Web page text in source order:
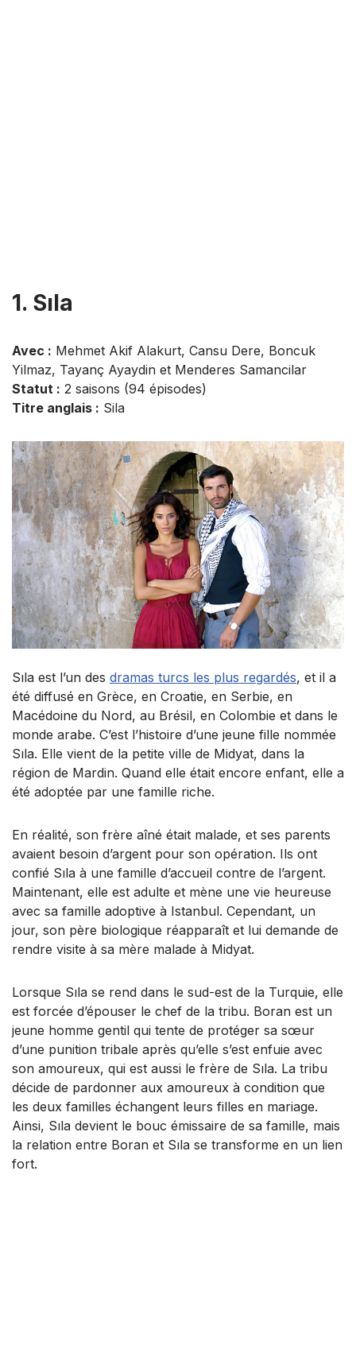
1. Sıla
Avec : Mehmet Akif Alakurt, Cansu Dere, Boncuk
Yilmaz, Tayanç Ayaydin et Menderes Samancilar
Statut : 2 saisons (94 épisodes)
Titre anglais : Sila
Sıla est l’un des dramas turcs les plus regardés, et il a
été diffusé en Grèce, en Croatie, en Serbie, en
Macédoine du Nord, au Brésil, en Colombie et dans le
monde arabe. C’est l’histoire d’une jeune fille nommée
Sıla. Elle vient de la petite ville de Midyat, dans la
région de Mardin. Quand elle était encore enfant, elle a
été adoptée par une famille riche.
En réalité, son frère aîné était malade, et ses parents
avaient besoin d’argent pour son opération. Ils ont
confié Sıla à une famille d’accueil contre de l’argent.
Maintenant, elle est adulte et mène une vie heureuse
avec sa famille adoptive à Istanbul. Cependant, un
jour, son père biologique réapparaît et lui demande de
rendre visite à sa mère malade à Midyat.
Lorsque Sıla se rend dans le sud-est de la Turquie, elle
est forcée d’épouser le chef de la tribu. Boran est un
jeune homme gentil qui tente de protéger sa sœur
d’une punition tribale après qu’elle s’est enfuie avec
son amoureux, qui est aussi le frère de Sıla. La tribu
décide de pardonner aux amoureux à condition que
les deux familles échangent leurs filles en mariage.
Ainsi, Sıla devient le bouc émissaire de sa famille, mais
la relation entre Boran et Sıla se transforme en un lien
fort.